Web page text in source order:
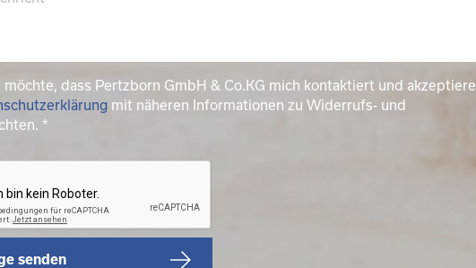
möchte, dass Pertzborn GmbH & Co.KG mich kontaktiert und akzeptiere
mit näheren Informationen zu Widerrufs- und
*
senden